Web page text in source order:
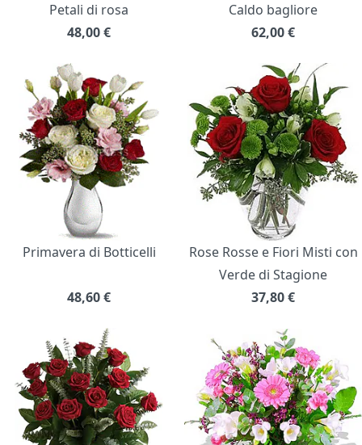
Petali di rosa
48,00€
Caldo bagliore
62,00€
Primavera di Botticelli
48,60€
Rose Rosse e Fiori Misti con
Verde di Stagione
37,80€